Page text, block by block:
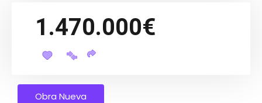
1.470.000€
Obra Nueva